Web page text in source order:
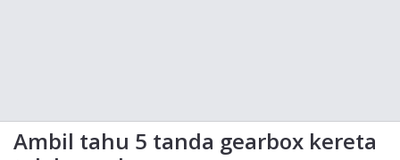
Ambil tahu 5 tanda gearbox kereta